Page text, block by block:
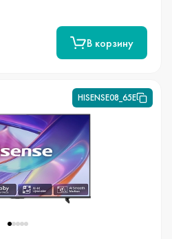
В корзину
HISENSE08_65E